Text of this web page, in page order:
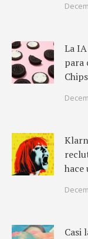
La
para
hace
Casi